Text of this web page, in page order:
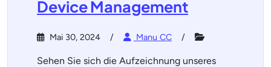
Device Management
Mai 30, 2024 Manu CC
Sehen Sie sich die Aufzeichnung unseres